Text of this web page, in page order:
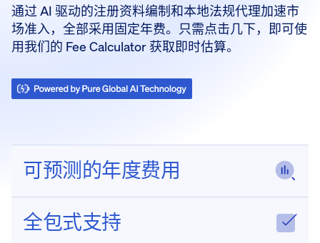
通过 AI 驱动的注册资料编制和本地法规代理加速市
场准入，全部采用固定年费。只需点击几下，即可使
用我们的 Fee Calculator 获取即时估算。
可预测的年度费用
全包式支持